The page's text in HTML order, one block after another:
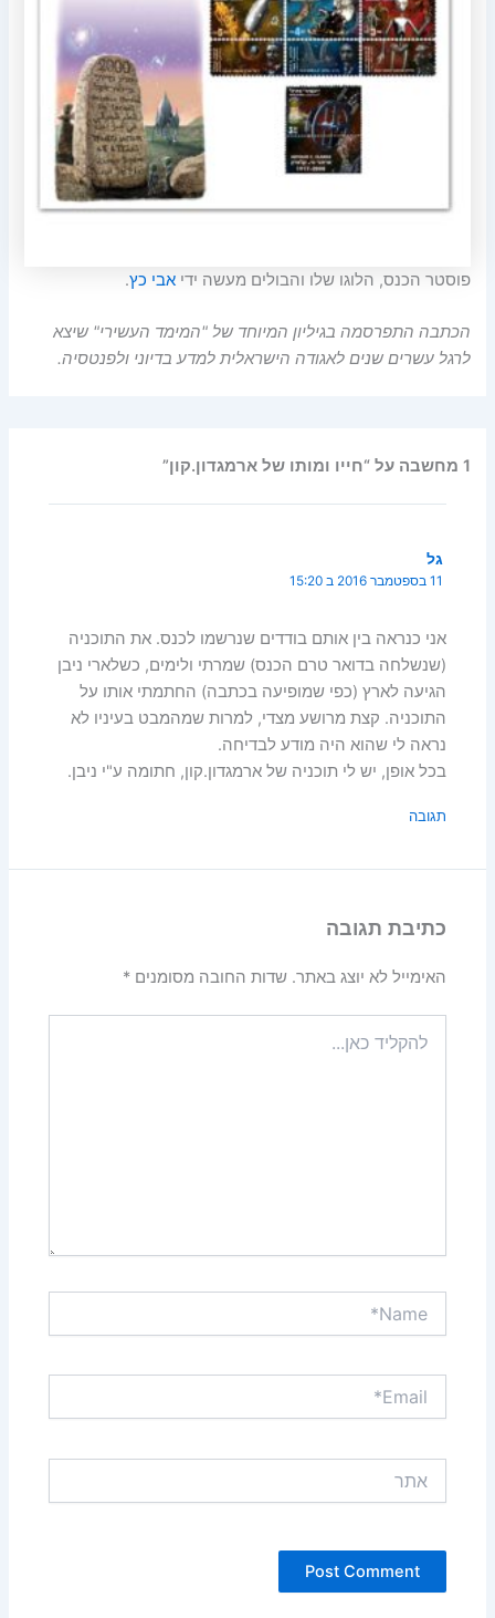
פוסטר הכנס, הלוגו שלו והבולים מעשה ידיאבי כץ.
הכתבה התפרסמה בגיליון המיוחד של "המימד העשירי" שיצא
לרגל עשרים שנים לאגודה הישראלית למדע בדיוני ולפנטסיה.
1 מחשבה על “חייו ומותו של ארמגדון.קון”
גל
11 בספטמבר 2016 ב 15:20
אני כנראה בין אותם בודדים שנרשמו לכנס. את התוכניה
(שנשלחה בדואר טרם הכנס) שמרתי ולימים, כשלארי ניבן
הגיעה לארץ (כפי שמופיעה בכתבה) החתמתי אותו על
התוכניה. קצת מרושע מצדי, למרות שמהמבט בעיניו לא
נראה לי שהוא היה מודע לבדיחה.
בכל אופן, יש לי תוכניה של ארמגדון.קון, חתומה ע"י ניבן.
תגובה
כתיבת תגובה
האימייל לא יוצג באתר. שדות החובה מסומנים*
כאן...